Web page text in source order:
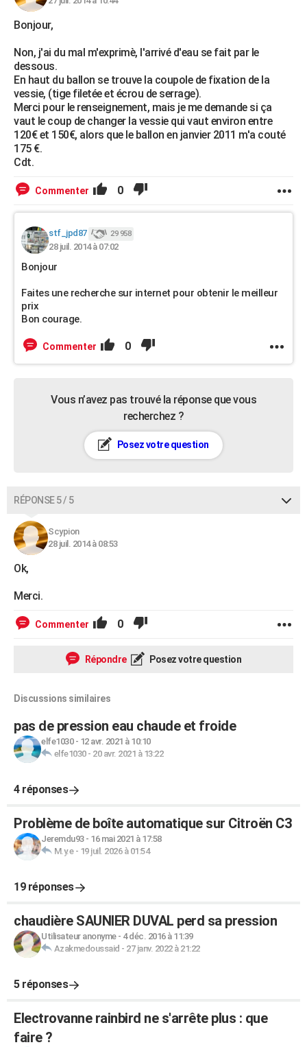
Bonjour,
Non, j'ai du mal m'exprimè, l'arrivé d'eau se fait par le
dessous.
En haut du ballon se trouve la coupole de fixation de la
vessie, (tige filetée et écrou de serrage).
Merci pour le renseignement, mais je me demande si ça
vaut le coup de changer la vessie qui vaut environ entre
120€ et 150€, alors que le ballon en janvier 2011 m'a couté
175 €.
Cdt.
Commenter 0
stf_jpd87 29 958
28 juil. 2014 à 07:02
Bonjour
Faites une recherche sur internet pour obtenir le meilleur
prix
Bon courage.
Commenter 0
Vous n’avez pas trouvé la réponse que vous
recherchez ?
Posez votre question
RÉPONSE 5 / 5
Scypion
28 juil. 2014 à 08:53
Ok,
Merci.
Commenter 0
Répondre Posez votre question
Discussions similaires
pas de pression eau chaude et froide
elfe1030- 12 avr. 2021 à 10:10
elfe1030- 20 avr. 2021 à 13:22
4 réponses
Problème de boîte automatique sur Citroën C3
Jeremdu93- 16 mai 2021 à 17:58
M.y.e- 19 juil. 2026 à 01:54
19 réponses
chaudière SAUNIER DUVAL perd sa pression
Utilisateur anonyme- 4 déc. 2016 à 11:39
Azakmedoussaid - 27 janv. 2022 à 21:22
5 réponses
Electrovanne rainbird ne s'arrête plus : que
faire ?